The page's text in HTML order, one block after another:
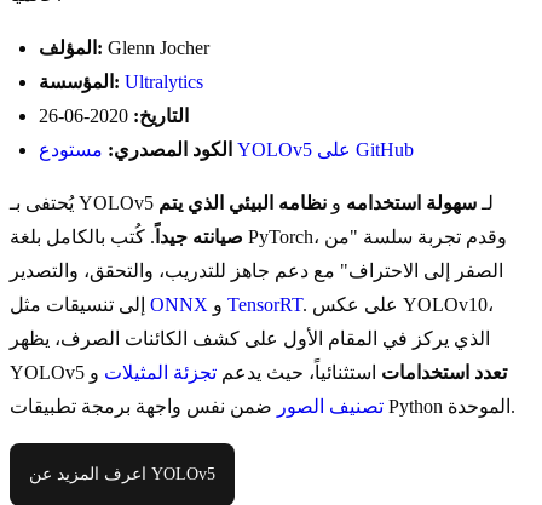
المؤلف: Glenn Jocher
المؤسسة: Ultralytics
التاريخ:
الكود المصدري:
مستودع YOLOv5 على GitHub
يُحتفى بـ YOLOv5 لـ سهولة استخدامه و نظامه البيئي الذي يتم
صيانته جيداً . كُتب بالكامل بلغة PyTorch، وقدم تجربة سلسة "من
الصفر إلى الاحتراف" مع دعم جاهز للتدريب، والتحقق، والتصدير
ONNX TensorRT. على عكس YOLOv10،
الذي يركز في المقام الأول على كشف الكائنات الصرف، يظهر
YOLOv5
تعدد استخدامات استثنائياً، حيث يدعم تجزئة المثيلات و
تصنيف الصور
ضمن نفس واجهة برمجة تطبيقات Python الموحدة.
اعرف المزيد عن YOLOv5